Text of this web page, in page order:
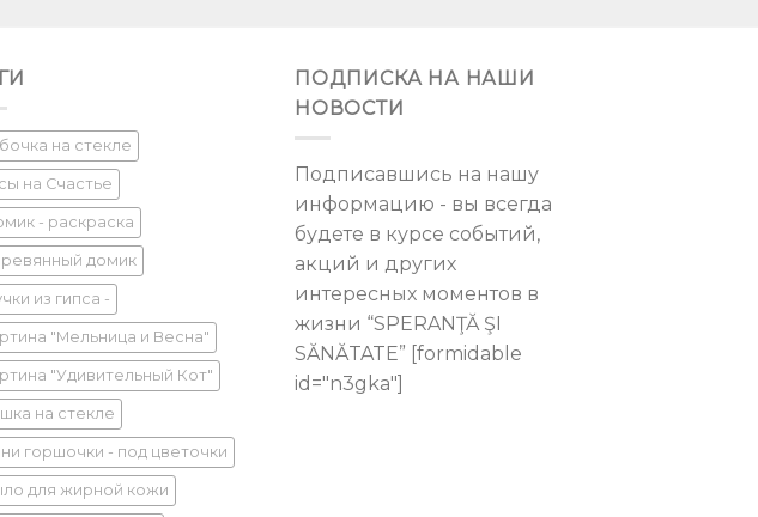
на стекле
на Счастье
- раскраска
домик
из гипса -
"Мельница и Весна"
"Удивительный Кот"
на стекле
горшочки - под цветочки
для жирной кожи
ПОДПИСКА НА НАШИ
НОВОСТИ
Подписавшись на нашу
информацию - вы всегда
будете в курсе событий,
акций и других
интересных моментов в
жизни “SPERANŢĂ ŞI
SĂNĂTATE” [formidable
id="n3gka"]